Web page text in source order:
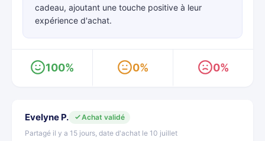
cadeau, ajoutant une touche positive à leur
expérience d'achat.
100% 0% 0%
Evelyne P.
Achat validé
Partagé il y a 15 jours, date d'achat le 10 juillet